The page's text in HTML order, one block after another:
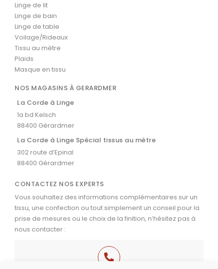
Linge de lit
Linge de bain
Linge de table
Voilage/Rideaux
Tissu au mètre
Plaids
Masque en tissu
NOS MAGASINS À GERARDMER
La Corde à Linge
1a bd Kelsch
88400 Gérardmer
La Corde à Linge Spécial tissus au mètre
302 route d’Epinal
88400 Gérardmer
CONTACTEZ NOS EXPERTS
Vous souhaitez des informations complémentaires sur un
tissu, une confection ou tout simplement un conseil pour la
prise de mesures ou le choix de la finition, n’hésitez pas à
nous contacter :